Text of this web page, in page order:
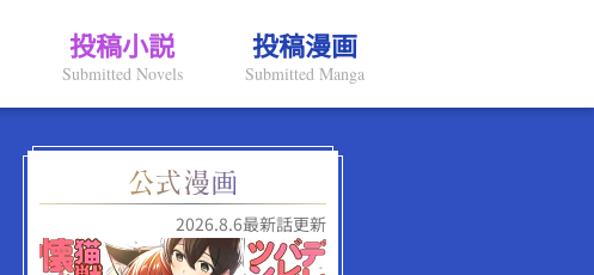
投稿小説
Submitted Novels
投稿漫画
Submitted Manga
2026.8.6最新話更新